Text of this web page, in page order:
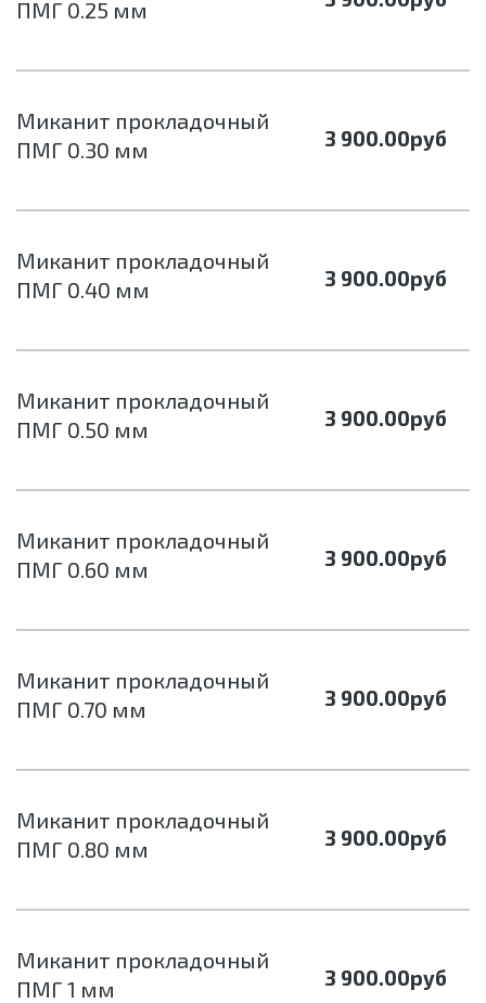
ПМГ 0.25 мм
Миканит прокладочный
ПМГ 0.30 мм
3 900.00руб
Миканит прокладочный
ПМГ 0.40 мм
3 900.00руб
Миканит прокладочный
ПМГ 0.50 мм
3 900.00руб
Миканит прокладочный
ПМГ 0.60 мм
3 900.00руб
Миканит прокладочный
ПМГ 0.70 мм
3 900.00руб
Миканит прокладочный
ПМГ 0.80 мм
3 900.00руб
Миканит прокладочный
ПМГ 1 мм
3 900.00руб